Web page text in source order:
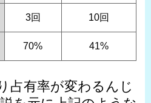
3回 10回
70% 41%
占有率が変わるんじ